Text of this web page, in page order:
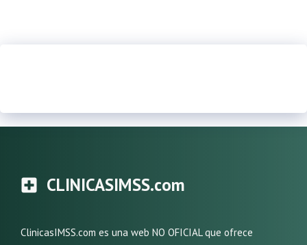
CLINICASIMSS.com
ClinicasIMSS.com es una web NO OFICIAL que ofrece